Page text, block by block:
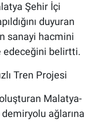
Şehir İçi
duyuran
sanayi hacmini
edeceğini belirtti.
Tren Projesi
Malatya-
ağlarına